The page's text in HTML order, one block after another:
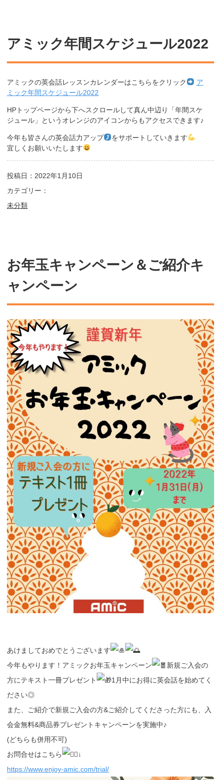
アミック年間スケジュール2022
アミックの英会話レッスンカレンダーはこちらをクリック
ア
ミック年間スケジュール2022
HPトップページから下へスクロールして真ん中辺り「年間スケ
ジュール」というオレンジのアイコンからもアクセスできます♪
今年も皆さんの英会話力アップ
をサポートしていきます
宜しくお願いいたします
投稿日：2022年1月10日
カテゴリー：
未分類
お年玉キャンペーン＆ご紹介キ
ャンペーン
あけましておめでとうございます
今年もやります！アミックお年玉キャンペーン
新規ご入会の
方にテキスト一冊プレゼント
1月中にお得に英会話を始めてく
ださい◎
また、ご紹介で新規ご入会の方&ご紹介してくださった方にも、入
会金無料&商品券プレゼントキャンペーンを実施中♪
(どちらも併用不可)
お問合せはこちら
↓
https://www.enjoy-amic.com/trial/